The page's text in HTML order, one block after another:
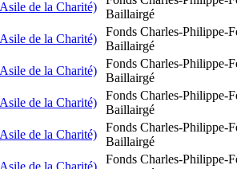
de la Charité)
Baillairgé
de la Charité)
Fonds Charles-Philippe-
Baillairgé
de la Charité)
Fonds Charles-Philippe-
Baillairgé
de la Charité)
Fonds Charles-Philippe-
Baillairgé
de la Charité)
Fonds Charles-Philippe-
Baillairgé
de la Charité)
Fonds Charles-Philippe-